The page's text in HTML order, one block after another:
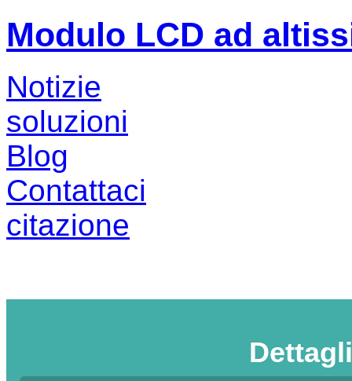
Modulo LCD ad
Notizie
soluzioni
Blog
Contattaci
citazione